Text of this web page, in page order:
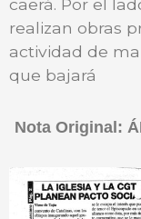
caerá. Por el
realizan obras
actividad de
que bajará
Nota Original: